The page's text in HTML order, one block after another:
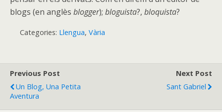
blogs (en anglès blogger); bloguista?, bloquista?
Categories: Llengua, Vària
Previous Post
Un Blog, Una Petita
Aventura
Next Post
Sant Gabriel